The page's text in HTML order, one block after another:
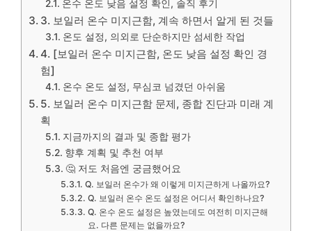
온수 온도 낮음 설정 확인, 솔직 후기
3. 보일러 온수 미지근함, 계속 하면서 알게 된 것들
온도 설정, 의외로 단순하지만 섬세한 작업
4. [보일러 온수 미지근함, 온도 낮음 설정 확인 경
험]
온수 온도 설정, 무심코 넘겼던 아쉬움
5. 보일러 온수 미지근함 문제, 종합 진단과 미래 계
획
지금까지의 결과 및 종합 평가
향후 계획 및 추천 여부
🤔 저도 처음엔 궁금했어요
Q. 보일러 온수가 왜 이렇게 미지근하게 나올까요?
Q. 보일러 온수 온도 설정은 어디서 확인하나요?
Q. 온수 온도 설정은 높였는데도 여전히 미지근해
요. 다른 문제는 없을까요?